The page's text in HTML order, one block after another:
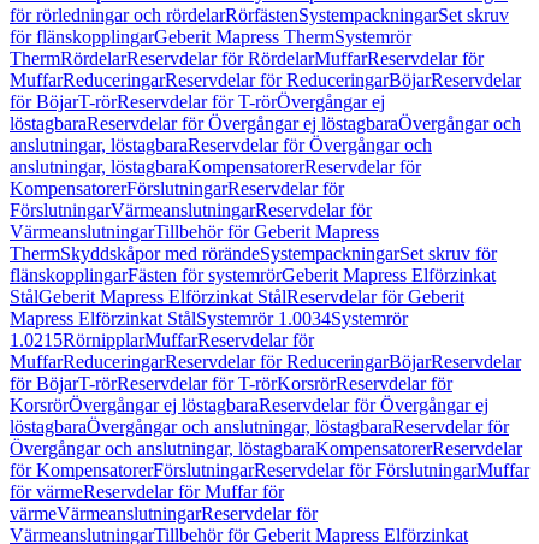
för rörledningar och rördelarRörfästenSystempackningarSet skruv
för flänskopplingarGeberit Mapress ThermSystemrör
ThermRördelarReservdelar för RördelarMuffarReservdelar för
MuffarReduceringarReservdelar för ReduceringarBöjarReservdelar
för BöjarT-rörReservdelar för T-rörÖvergångar ej
löstagbaraReservdelar för Övergångar ej löstagbaraÖvergångar och
anslutningar, löstagbaraReservdelar för Övergångar och
anslutningar, löstagbaraKompensatorerReservdelar för
KompensatorerFörslutningarReservdelar för
FörslutningarVärmeanslutningarReservdelar för
VärmeanslutningarTillbehör för Geberit Mapress
ThermSkyddskåpor med rörändeSystempackningarSet skruv för
flänskopplingarFästen för systemrörGeberit Mapress Elförzinkat
StålGeberit Mapress Elförzinkat StålReservdelar för Geberit
Mapress Elförzinkat StålSystemrör 1.0034Systemrör
1.0215RörnipplarMuffarReservdelar för
MuffarReduceringarReservdelar för ReduceringarBöjarReservdelar
för BöjarT-rörReservdelar för T-rörKorsrörReservdelar för
KorsrörÖvergångar ej löstagbaraReservdelar för Övergångar ej
löstagbaraÖvergångar och anslutningar, löstagbaraReservdelar för
Övergångar och anslutningar, löstagbaraKompensatorerReservdelar
för KompensatorerFörslutningarReservdelar för FörslutningarMuffar
för värmeReservdelar för Muffar för
värmeVärmeanslutningarReservdelar för
VärmeanslutningarTillbehör för Geberit Mapress Elförzinkat